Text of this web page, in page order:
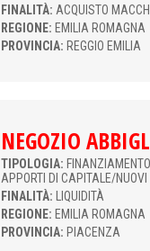
FINALITÀ: ACQUISTO
REGIONE: EMILIA ROMAGNA
PROVINCIA: REGGIO EMILIA
NEGOZIO
TIPOLOGIA:
APPORTI DI CAPITALE/NUOVI
FINALITÀ:
LIQUIDITÀ
REGIONE: EMILIA ROMAGNA
PROVINCIA: PIACENZA